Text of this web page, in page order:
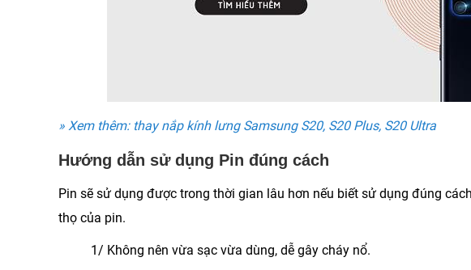
» Xem thêm: thay nắp kính lưng Samsung S20, S20 Plus, S20 Ultra
Hướng dẫn sử dụng Pin đúng cách
Pin sẽ sử dụng được trong thời gian lâu hơn nếu biết sử dụng đúng
thọ của pin.
1/ Không nên vừa sạc vừa dùng, dễ gây cháy nổ.